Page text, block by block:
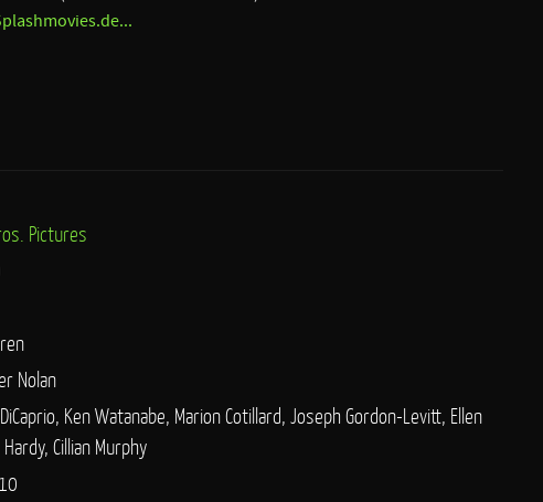
Pictures
Nolan
Ken Watanabe, Marion Cotillard, Joseph Gordon-Levitt, Ellen
Hardy, Cillian Murphy